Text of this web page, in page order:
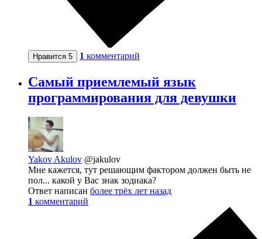
Нравится 5 1 комментарий
Самый приемлемый язык
программирования для девушки
Yakov Akulov @jakulov
Мне кажется, тут решающим фактором должен быть не
пол... какой у Вас знак зодиака?
Ответ написан более трёх лет назад
1 комментарий